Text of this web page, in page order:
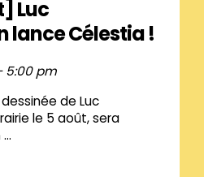
Luc
lance Célestia !
5:00 pm
de Luc
le 5 août, sera